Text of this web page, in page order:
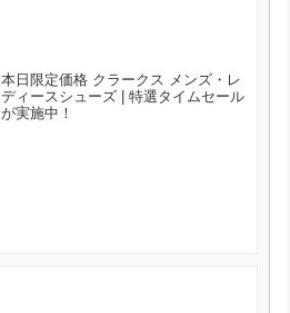
本日限定価格 クラークス メンズ・レ
ディースシューズ | 特選タイムセール
が実施中！